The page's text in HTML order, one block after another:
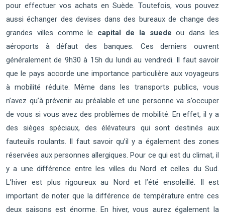
pour effectuer vos achats en Suède. Toutefois, vous pouvez
aussi échanger des devises dans des bureaux de change des
grandes villes comme le capital de la suede ou dans les
aéroports à défaut des banques. Ces derniers ouvrent
généralement de 9h30 à 15h du lundi au vendredi. Il faut savoir
que le pays accorde une importance particulière aux voyageurs
à mobilité réduite. Même dans les transports publics, vous
n’avez qu’à prévenir au préalable et une personne va s’occuper
de vous si vous avez des problèmes de mobilité. En effet, il y a
des sièges spéciaux, des élévateurs qui sont destinés aux
fauteuils roulants. Il faut savoir qu’il y a également des zones
réservées aux personnes allergiques. Pour ce qui est du climat, il
y a une différence entre les villes du Nord et celles du Sud.
L’hiver est plus rigoureux au Nord et l’été ensoleillé. Il est
important de noter que la différence de température entre ces
deux saisons est énorme. En hiver, vous aurez également la